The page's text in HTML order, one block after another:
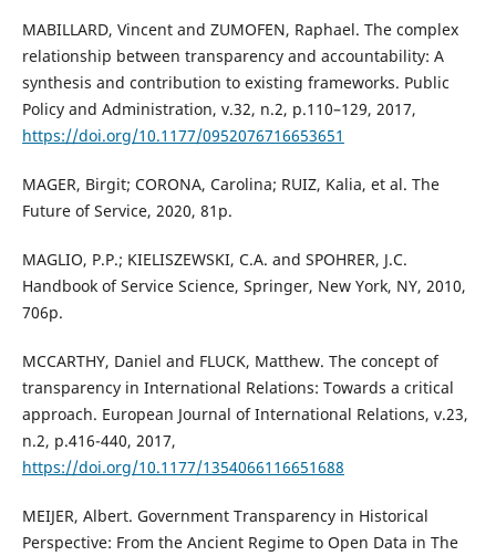
MABILLARD, Vincent and ZUMOFEN, Raphael. The complex
relationship between transparency and accountability: A
synthesis and contribution to existing frameworks. Public
Policy and Administration, v.32, n.2, p.110–129, 2017,
https://doi.org/10.1177/0952076716653651
MAGER, Birgit; CORONA, Carolina; RUIZ, Kalia, et al. The
Future of Service, 2020, 81p.
MAGLIO, P.P.; KIELISZEWSKI, C.A. and SPOHRER, J.C.
Handbook of Service Science, Springer, New York, NY, 2010,
706p.
MCCARTHY, Daniel and FLUCK, Matthew. The concept of
transparency in International Relations: Towards a critical
approach. European Journal of International Relations, v.23,
n.2, p.416-440, 2017,
https://doi.org/10.1177/1354066116651688
MEIJER, Albert. Government Transparency in Historical
Perspective: From the Ancient Regime to Open Data in The